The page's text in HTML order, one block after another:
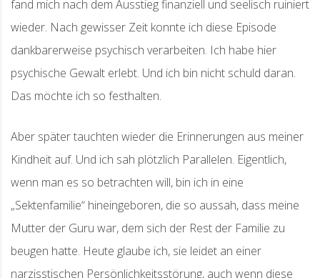
fand mich nach dem Ausstieg finanziell und seelisch ruiniert
wieder. Nach gewisser Zeit konnte ich diese Episode
dankbarerweise psychisch verarbeiten. Ich habe hier
psychische Gewalt erlebt. Und ich bin nicht schuld daran.
Das möchte ich so festhalten.
Aber später tauchten wieder die Erinnerungen aus meiner
Kindheit auf. Und ich sah plötzlich Parallelen. Eigentlich,
wenn man es so betrachten will, bin ich in eine
„Sektenfamilie“ hineingeboren, die so aussah, dass meine
Mutter der Guru war, dem sich der Rest der Familie zu
beugen hatte. Heute glaube ich, sie leidet an einer
narzisstischen Persönlichkeitsstörung, auch wenn diese